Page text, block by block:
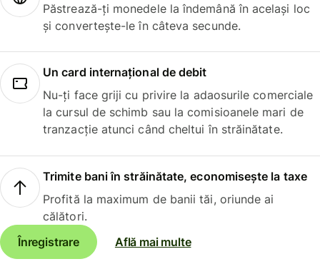
Păstrează-ți monedele la îndemână în același loc
și convertește-le în câteva secunde.
Un card internațional de debit
Nu-ți face griji cu privire la adaosurile comerciale
la cursul de schimb sau la comisioanele mari de
tranzacție atunci când cheltui în străinătate.
Trimite bani în străinătate, economisește la taxe
Profită la maximum de banii tăi, oriunde ai
călători.
Înregistrare
Află mai multe